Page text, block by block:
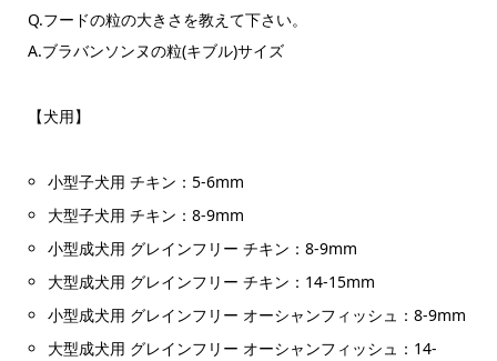
Q.フードの粒の大きさを教えて下さい。
A.ブラバンソンヌの粒(キブル)サイズ
【犬用】
小型子犬用 チキン：5-6mm
大型子犬用 チキン：8-9mm
小型成犬用 グレインフリー チキン：8-9mm
大型成犬用 グレインフリー チキン：14-15mm
小型成犬用 グレインフリー オーシャンフィッシュ：8-9mm
大型成犬用 グレインフリー オーシャンフィッシュ：14-